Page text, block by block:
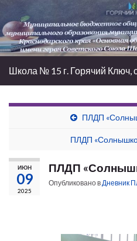
Школа № 15 г. Горячий Ключ,
ПЛДП
ПЛДП
ИЮН
09
2025
ПЛДП
Опубликовано вДневник